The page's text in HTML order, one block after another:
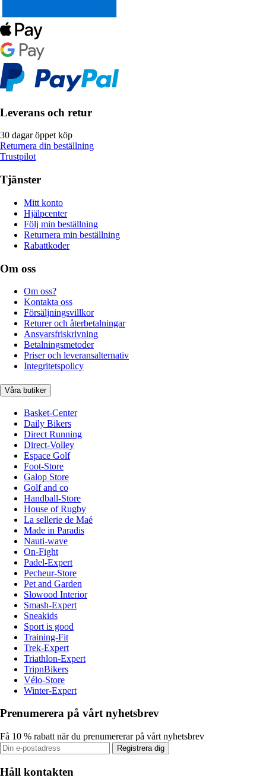
Leverans och retur
30 dagar öppet köp
Returnera din beställning
Trustpilot
Tjänster
Mitt konto
Hjälpcenter
Följ min beställning
Returnera min beställning
Rabattkoder
Om oss
Om oss?
Kontakta oss
Försäljningsvillkor
Returer och återbetalningar
Ansvarsfriskrivning
Betalningsmetoder
Priser och leveransalternativ
Integritetspolicy
Våra butiker
Basket-Center
Daily Bikers
Direct Running
Direct-Volley
Espace Golf
Foot-Store
Galop Store
Golf and co
Handball-Store
House of Rugby
La sellerie de Maé
Made in Paradis
Nauti-wave
On-Fight
Padel-Expert
Pecheur-Store
Pet and Garden
Slowood Interior
Smash-Expert
Sneakids
Sport is good
Training-Fit
Trek-Expert
Triathlon-Expert
TripnBikers
Vélo-Store
Winter-Expert
Prenumerera på vårt nyhetsbrev
Få 10 % rabatt när du prenumererar på vårt nyhetsbrev
Registrera dig
Håll kontakten